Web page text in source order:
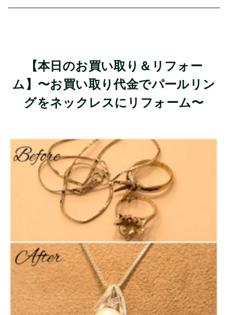
【本日のお買い取り＆リフォー
ム】〜お買い取り代金でパールリン
グをネックレスにリフォーム〜